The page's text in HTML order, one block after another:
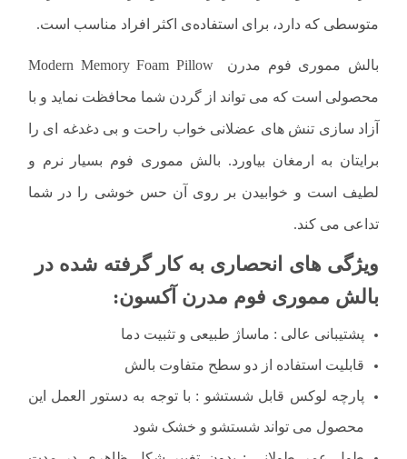
متوسطی که دارد، برای استفاده‌ی اکثر افراد مناسب است.
بالش مموری فوم مدرن Modern Memory Foam Pillow
محصولی است که می تواند از گردن شما محافظت نماید و با
آزاد سازی تنش های عضلانی خواب راحت و بی دغدغه ای را
برایتان به ارمغان بیاورد. بالش مموری فوم بسیار نرم و
لطیف است و خوابیدن بر روی آن حس خوشی را در شما
تداعی می کند.
ویژگی های انحصاری به کار گرفته شده در
بالش مموری فوم مدرن آکسون:
پشتیبانی عالی : ماساژ طبیعی و تثبیت دما
قابلیت استفاده از دو سطح متفاوت بالش
پارچه لوکس قابل شستشو : با توجه به دستور العمل این
محصول می تواند شستشو و خشک شود